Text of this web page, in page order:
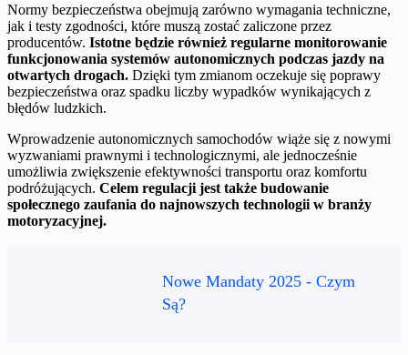
Normy bezpieczeństwa obejmują zarówno wymagania techniczne,
jak i testy zgodności, które muszą zostać zaliczone przez
producentów. Istotne będzie również regularne monitorowanie
funkcjonowania systemów autonomicznych podczas jazdy na
otwartych drogach. Dzięki tym zmianom oczekuje się poprawy
bezpieczeństwa oraz spadku liczby wypadków wynikających z
błędów ludzkich.
Wprowadzenie autonomicznych samochodów wiąże się z nowymi
wyzwaniami prawnymi i technologicznymi, ale jednocześnie
umożliwia zwiększenie efektywności transportu oraz komfortu
podróżujących. Celem regulacji jest także budowanie
społecznego zaufania do najnowszych technologii w branży
motoryzacyjnej.
Nowe Mandaty 2025 - Czym
Są?